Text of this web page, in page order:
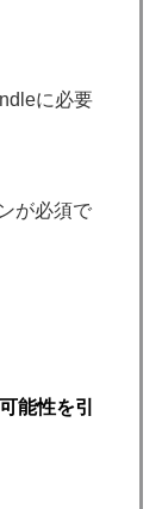
に必要
が必須で
能性を引